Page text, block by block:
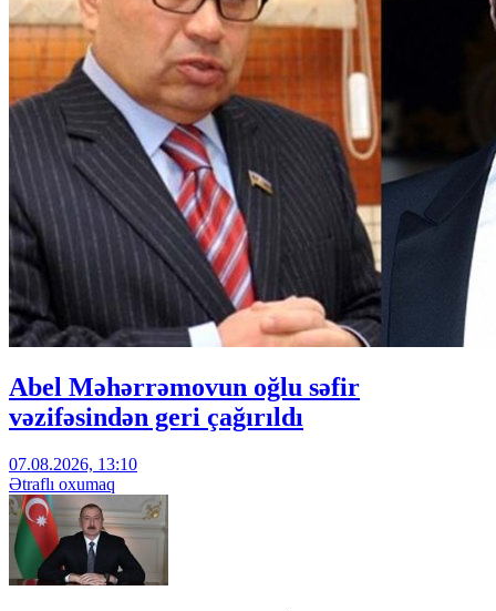
Abel Məhərrəmovun oğlu səfir
vəzifəsindən geri çağırıldı
07.08.2026, 13:10
Ətraflı oxumaq